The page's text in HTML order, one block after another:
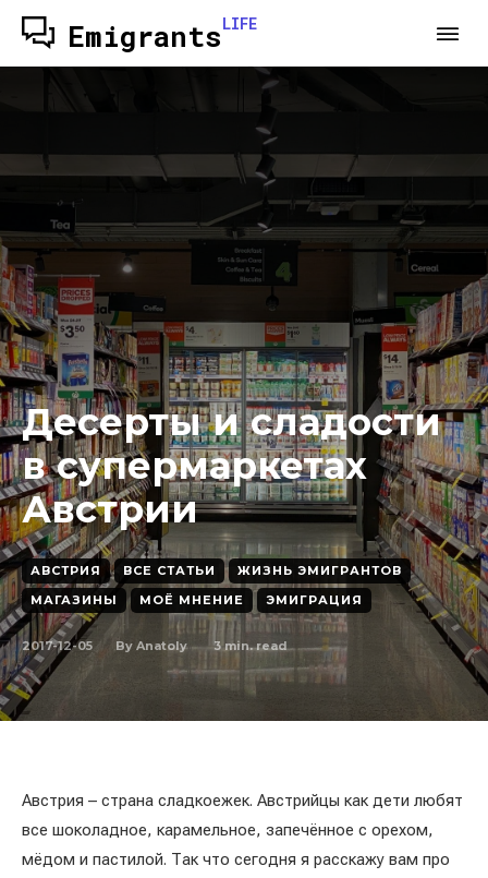
EmigrantsLIFE
Десерты и сладости
в супермаркетах
Австрии
АВСТРИЯ ВСЕ СТАТЬИ
ЖИЗНЬ ЭМИГРАНТОВ
МАГАЗИНЫ
МОЁ МНЕНИЕ ЭМИГРАЦИЯ
2017-12-05 By Anatoly 3 min. read
Австрия – страна сладкоежек. Австрийцы как дети любят
все шоколадное, карамельное, запечённое с орехом,
мёдом и пастилой. Так что сегодня я расскажу вам про